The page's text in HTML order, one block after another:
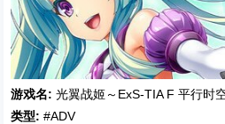
游戏名: 光翼战姬～ExS-TIA F 平行时
类型: #ADV